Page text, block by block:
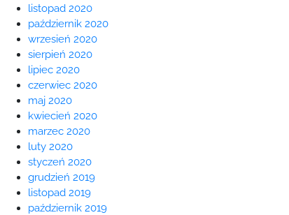
listopad 2020
październik 2020
wrzesień 2020
sierpień 2020
lipiec 2020
czerwiec 2020
maj 2020
kwiecień 2020
marzec 2020
luty 2020
styczeń 2020
grudzień 2019
listopad 2019
październik 2019